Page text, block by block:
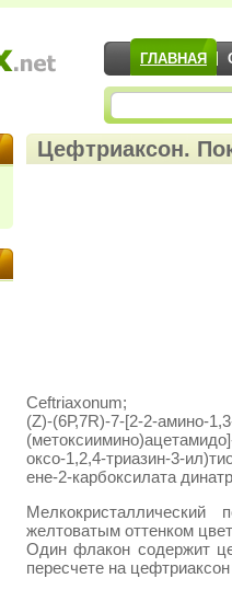
ГЛАВНАЯ
Цефтриаксон.
Ceftriaxonum;
(Z)-(6Р,7R)-7-[2-2-амино-
оксо-1,2,4-триазин-3-
ене-2-карбоксилата
желтоватым оттенком
Один флакон содержит
пересчете на цефтриаксон